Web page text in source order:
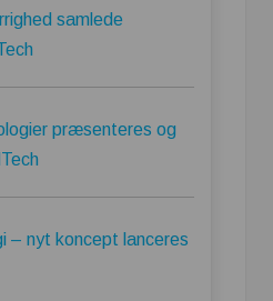
samlede
præsenteres og
– nyt koncept lanceres